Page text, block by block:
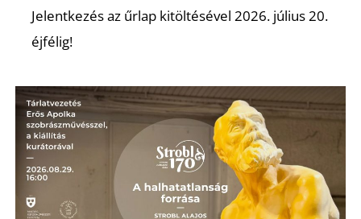
Jelentkezés az űrlap kitöltésével 2026. július 20.
éjfélig!